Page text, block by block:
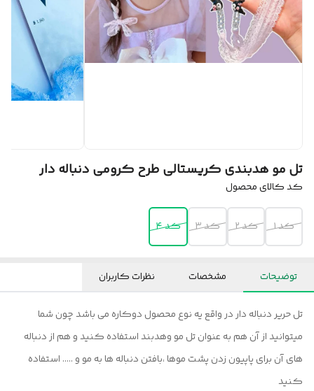
تل مو هدبندی کریستالی طرح کرومی دنباله دار
کد کالای محصول
کد ۱ کد ۲ کد ۳ کد ۴
توضیحات مشخصات نظرات کاربران
تل حریر دنباله دار در واقع یه نوع محصول دوکاره می باشد چون شما
میتوانید از آن هم به عنوان تل مو وهدبند استفاده کنید و هم از دنباله
های آن برای پاپیون زدن پشت موها ،بافتن دنباله ها به مو و ..... استفاده
کنید